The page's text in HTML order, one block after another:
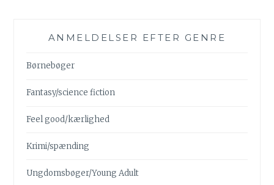
ANMELDELSER EFTER GENRE
Børnebøger
Fantasy/science fiction
Feel good/kærlighed
Krimi/spænding
Ungdomsbøger/Young Adult